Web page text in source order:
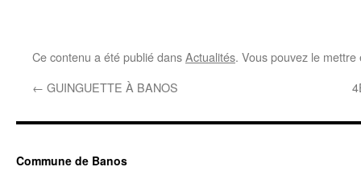
Ce contenu a été publié dansActualités. Vous pouvez le
← GUINGUETTE À BANOS
Commune de Banos